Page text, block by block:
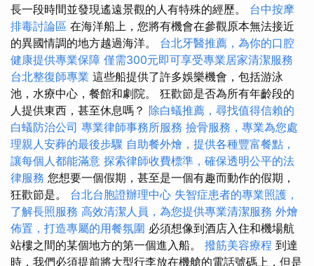
長一段時間並發現遙遠景觀的人有特殊的經歷。 台中按摩
排毒討論區 在海洋船上，您將有機會在參觀原本無法接近
的異國情調的地方越過海洋。 台北牙醫推薦，為你的口腔
健康提供專業保障 僅需300元即可享受專業居家清潔服務
台北整復師專業 這些船提供了許多娛樂機會，包括游泳
池，水療中心，餐館和劇院。 狂歡節是否為所有年齡段的
人提供東西，甚至休息嗎？ 除白蟻推薦，尋找值得信賴的
白蟻防治公司 專業律師事務所服務 撿骨服務，專業為您處
理親人安葬的最後步驟 自助餐外燴，提供各種豐富餐點，
讓每個人都能滿意 探索律師收費標準，確保透明公平的法
律服務 您想要一個假期，甚至是一個有趣而動作的假期，
狂歡節是。 台北台胞證辦理中心 失智症患者的專業照護，
了解長照服務 高效清潔人員，為您提供專業清潔服務 外燴
佈置，打造專屬的用餐氛圍 必須想像到酒店入住和機場航
站樓之間的某個地方的第一個進入船。 撥筋美容療程 到達
時，我們必須提前將大型行李放在機艙的電話號碼上，但是